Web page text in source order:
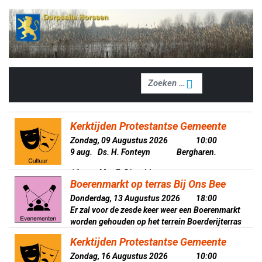
Zoeken
Kerktijden Protestantse Gemeente
Zondag, 09 Augustus 2026
10:00
9 aug. Ds. H. Fonteyn Bergharen.
16 aug. Mw. E. Disveld
Laatste Zomerdienst Druten.
23 aug. Ds. D. Sonneveld Horssen.
De kerkdiensten zijn ook te beluisteren via:
Boerenmarkt op terras Bij Ons Bee
Donderdag, 13 Augustus 2026
18:00
Er zal voor de zesde keer weer een Boerenmarkt
worden gehouden op het terrein Boerderijterras
Het accent ligt hier op verkoop van lokale
producten zoals groente, fruit, eieren, maar ook
Kerktijden Protestantse Gemeente
Zondag, 16 Augustus 2026
10:00